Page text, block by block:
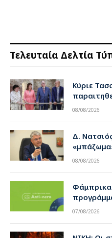
Τελευταία Δελτία
Κύριε
08/08/2026
Δ.
08/08/2026
Φάμπρικα
07/08/2026